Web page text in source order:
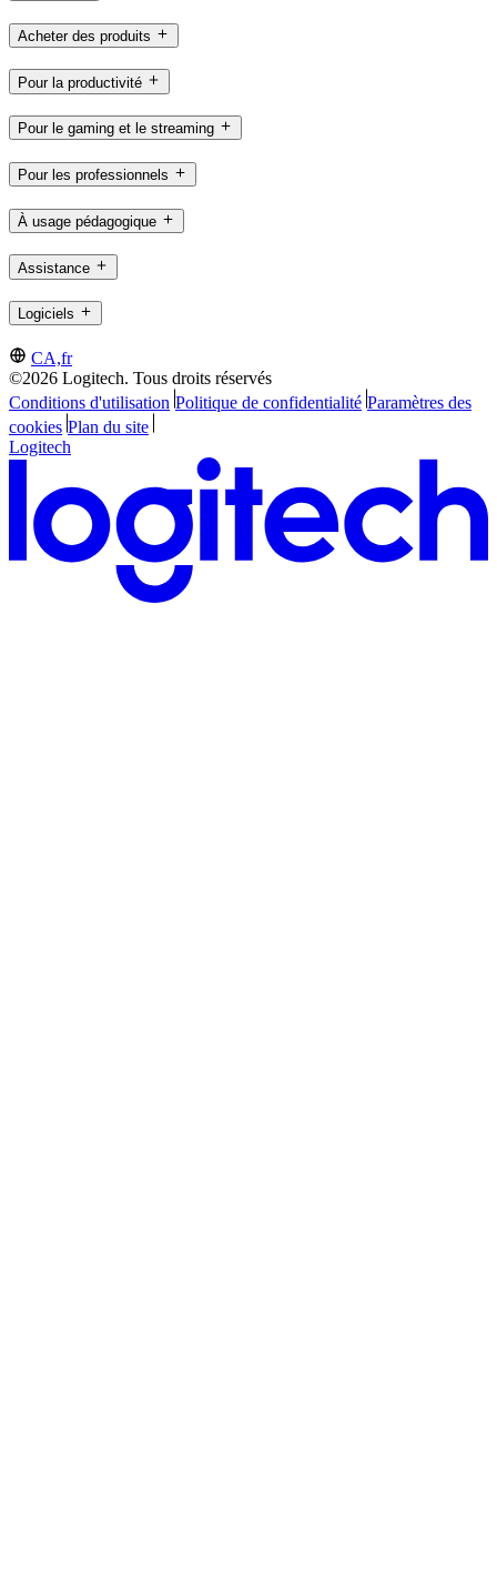
Acheter des produits
Pour la productivité
Pour le gaming et le streaming
Pour les professionnels
À usage pédagogique
Assistance
Logiciels
CA,fr
©2026 Logitech. Tous droits réservés
Conditions d'utilisation Politique de confidentialité Paramètres des
cookies Plan du site
Logitech